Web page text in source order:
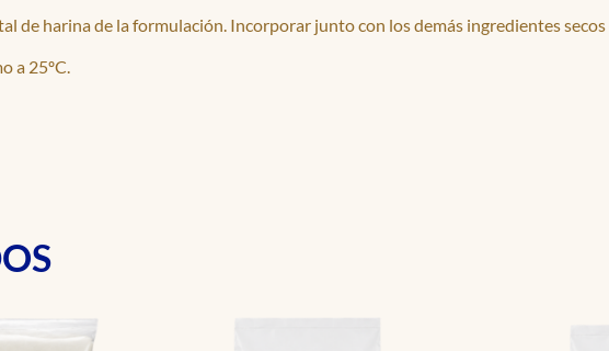
de harina de la formulación. Incorporar junto con los demás ingredientes secos
a 25ºC.